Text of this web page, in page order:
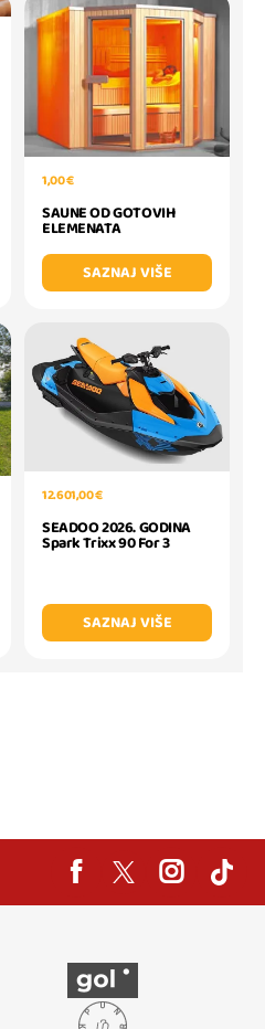
1,00 €
SAUNE OD GOTOVIH
ELEMENATA
SAZNAJ VIŠE
12.601,00 €
SEADOO 2026. GODINA
Spark Trixx 90 For 3
SAZNAJ VIŠE